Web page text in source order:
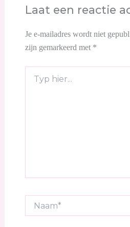
Laat een reactie
Je e-mailadres wordt niet
zijn gemarkeerd met *
hier...